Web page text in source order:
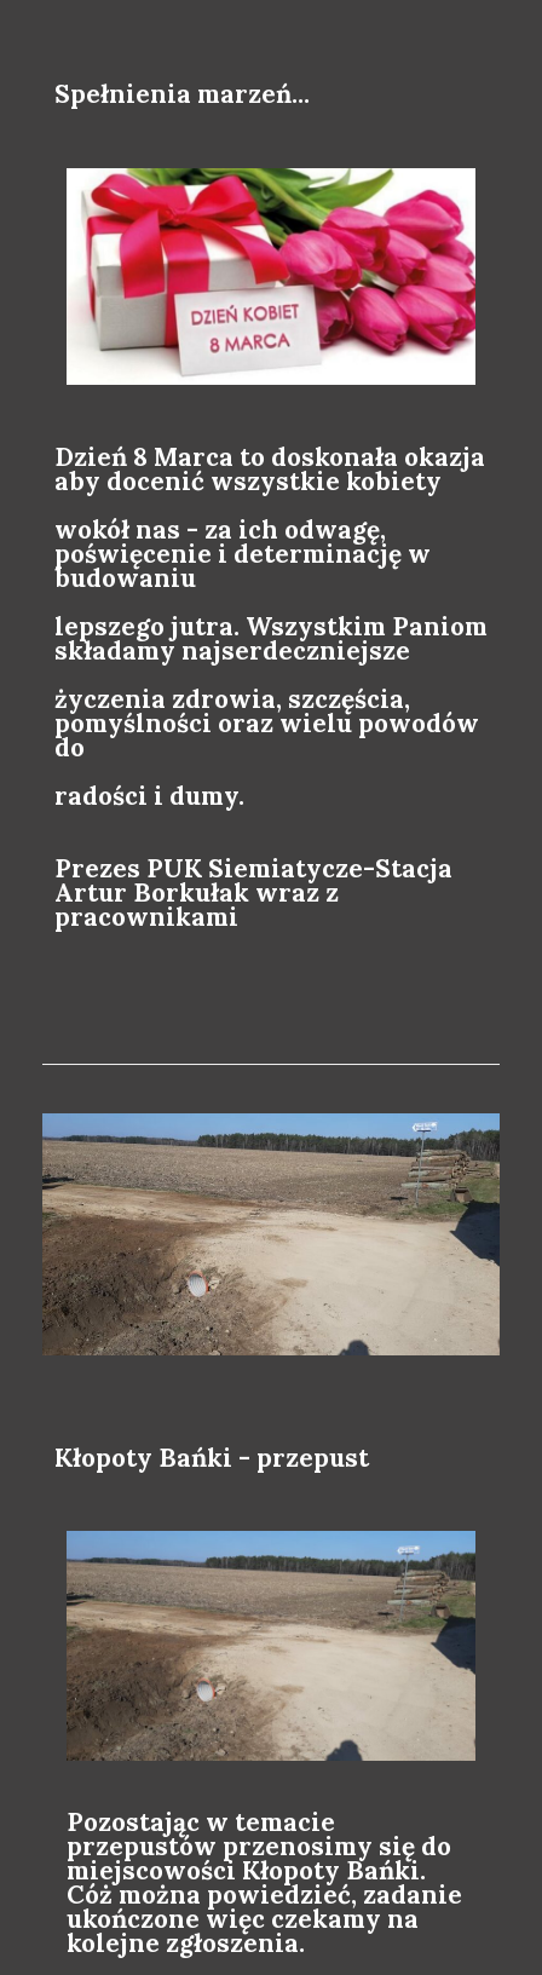
Spełnienia marzeń...
Dzień 8 Marca to doskonała okazja
aby docenić wszystkie kobiety
wokół nas - za ich odwagę,
poświęcenie i determinację w
budowaniu
lepszego jutra. Wszystkim Paniom
składamy najserdeczniejsze
życzenia zdrowia, szczęścia,
pomyślności oraz wielu powodów
do
radości i dumy.
Prezes PUK Siemiatycze-Stacja
Artur Borkułak wraz z
pracownikami
Kłopoty Bańki - przepust
Pozostając w temacie
przepustów przenosimy się do
miejscowości Kłopoty Bańki.
Cóż można powiedzieć, zadanie
ukończone więc czekamy na
kolejne zgłoszenia.